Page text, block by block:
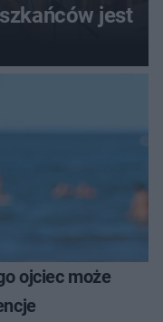
jest
ojciec może